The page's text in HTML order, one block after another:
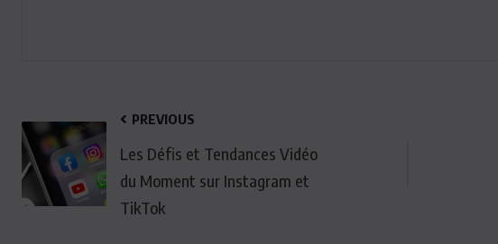
PREVIOUS
Les Défis et Tendances Vidéo
du Moment sur Instagram et
TikTok